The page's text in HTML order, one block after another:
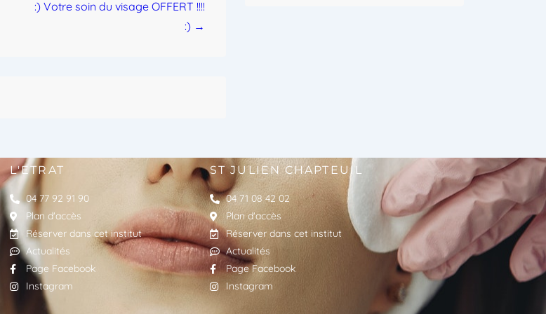
:) Votre soin du visage OFFERT !!!!
:) →
L'ETRAT
04 77 92 91 90
Plan d'accès
Réserver dans cet institut
Actualités
Page Facebook
Instagram
ST JULIEN CHAPTEUIL
04 71 08 42 02
Plan d'accès
Réserver dans cet institut
Actualités
Page Facebook
Instagram